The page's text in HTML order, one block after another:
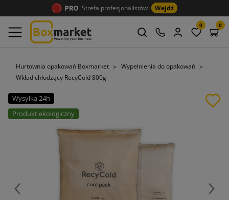
Strefa profesjonalistów Wejdź
0 0
Hurtownia opakowań Boxmarket
Wypełnienia do opakowań
Wkład chłodzący RecyCold 800g
Wysyłka 24h
Produkt ekologiczny
Poprzedni